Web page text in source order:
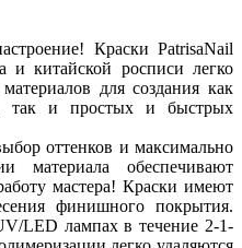
Краски PatrisaNail
и китайской росписи легко
для создания как
так и простых и быстрых
оттенков и максимально
материала обеспечивают
мастера! Краски имеют
финишного покрытия.
LED лампах в течение 2-1-